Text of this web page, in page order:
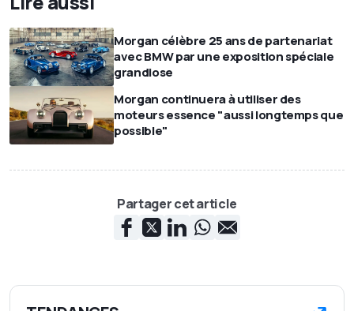
Morgan célèbre 25 ans de partenariat
avec BMW par une exposition spéciale
grandiose
Morgan continuera à utiliser des
moteurs essence "aussi longtemps que
possible"
Partager cet article